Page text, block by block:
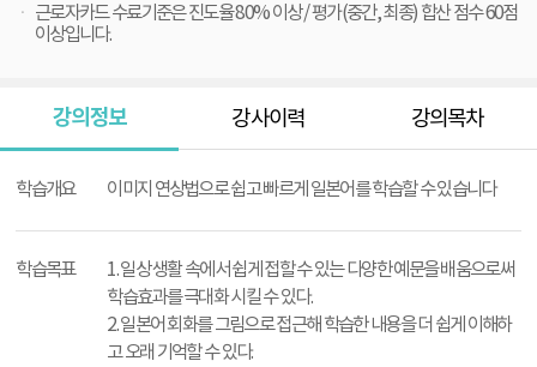
근로자카드 수료기준은 진도율 80% 이상 / 평가(중간, 최종) 합산 점수 60점
이상입니다.
강의정보 강사이력 강의목차
보
학습개요 이미지 연상법으로 쉽고 빠르게 일본어를 학습할 수 있습니다
학습목표
1. 일상 생활 속에서 쉽게 접할 수 있는 다양한 예문을 배움으로써
학습효과를 극대화 시킬 수 있다.
2. 일본어 회화를 그림으로 접근해 학습한 내용을 더 쉽게 이해하
고 오래 기억할 수 있다.